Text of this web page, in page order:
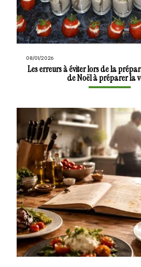
08/01/2026
Les erreurs à éviter lors de la
de Noël à préparer la